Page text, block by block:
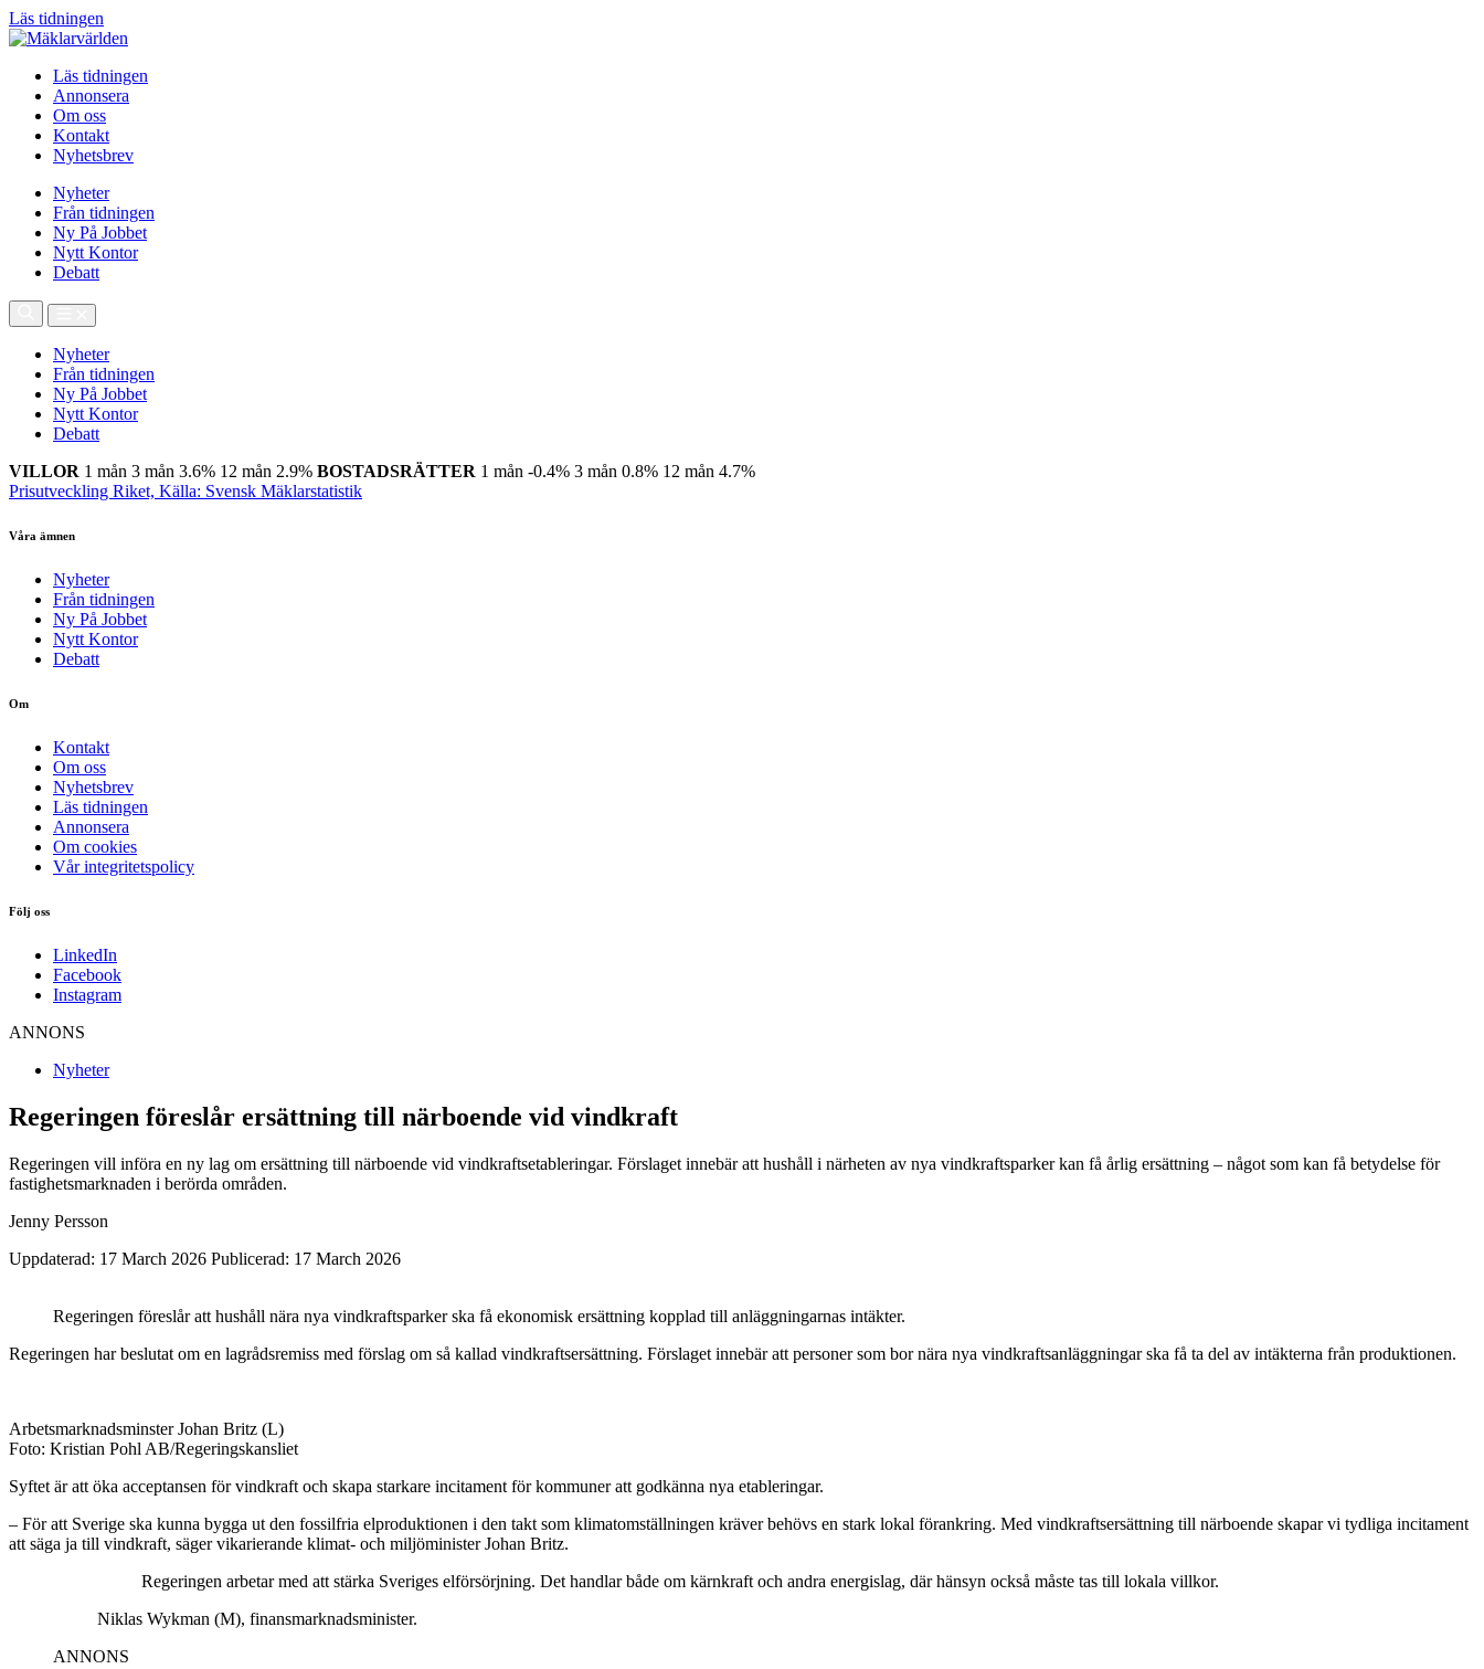
Läs tidningen
Läs tidningen
Annonsera
Om oss
Kontakt
Nyhetsbrev
Nyheter
Från tidningen
Ny På Jobbet
Nytt Kontor
Debatt
Nyheter
Från tidningen
Ny På Jobbet
Nytt Kontor
Debatt
VILLOR 1 mån 3 mån 3.6% 12 mån 2.9% BOSTADSRÄTTER 1 mån -0.4% 3 mån 0.8% 12 mån 4.7%
Prisutveckling Riket, Källa: Svensk Mäklarstatistik
Våra ämnen
Nyheter
Från tidningen
Ny På Jobbet
Nytt Kontor
Debatt
Om
Kontakt
Om oss
Nyhetsbrev
Läs tidningen
Annonsera
Om cookies
Vår integritetspolicy
Följ oss
LinkedIn
Facebook
Instagram
ANNONS
Nyheter
Regeringen föreslår ersättning till närboende vid vindkraft
Regeringen vill införa en ny lag om ersättning till närboende vid vindkraftsetableringar. Förslaget innebär att hushåll i närheten av nya vindkraftsparker kan få årlig ersättning – något som kan få betydelse för
fastighetsmarknaden i berörda områden.
Jenny Persson
Uppdaterad: 17 March 2026 Publicerad: 17 March 2026
Regeringen föreslår att hushåll nära nya vindkraftsparker ska få ekonomisk ersättning kopplad till anläggningarnas intäkter.
Regeringen har beslutat om en lagrådsremiss med förslag om så kallad vindkraftsersättning. Förslaget innebär att personer som bor nära nya vindkraftsanläggningar ska få ta del av intäkterna från produktionen.
Arbetsmarknadsminster Johan Britz (L)
Foto: Kristian Pohl AB/Regeringskansliet
Syftet är att öka acceptansen för vindkraft och skapa starkare incitament för kommuner att godkänna nya etableringar.
– För att Sverige ska kunna bygga ut den fossilfria elproduktionen i den takt som klimatomställningen kräver behövs en stark lokal förankring. Med vindkraftsersättning till närboende skapar vi tydliga incitament
att säga ja till vindkraft, säger vikarierande klimat- och miljöminister Johan Britz.
Regeringen arbetar med att stärka Sveriges elförsörjning. Det handlar både om kärnkraft och andra energislag, där hänsyn också måste tas till lokala villkor.
Niklas Wykman (M), finansmarknadsminister.
ANNONS